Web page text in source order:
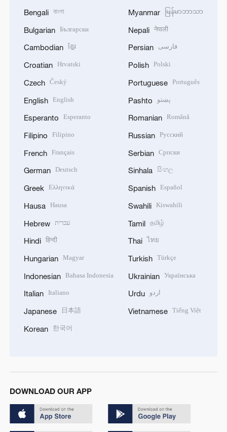
Bengali বাংলা
Bulgarian Български
Cambodian ខ្មែរ
Croatian Hrvatski
Czech Český
English English
Esperanto Esperanto
Filipino Filipino
French Français
German Deutsch
Greek Ελληνικά
Hausa Hausa
Hebrew עברית
Hindi हिन्दी
Hungarian Magyar
Indonesian Bahasa Indonesia
Italian Italiano
Japanese 日本語
Korean 한국어
Myanmar မြန်မာဘာသာ
Nepali नेपाली
Persian فارسی
Polish Polski
Portuguese Português
Pashto پښتو
Romanian Română
Russian Русский
Serbian Српски
Sinhala සිංහල
Spanish Español
Swahili Kiswahili
Tamil தமிழ்
Thai ไทย
Turkish Türkçe
Ukrainian Українська
Urdu اردو
Vietnamese Tiếng Việt
DOWNLOAD OUR APP